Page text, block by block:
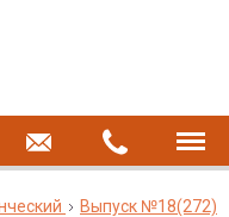
Выпуск №18(272)